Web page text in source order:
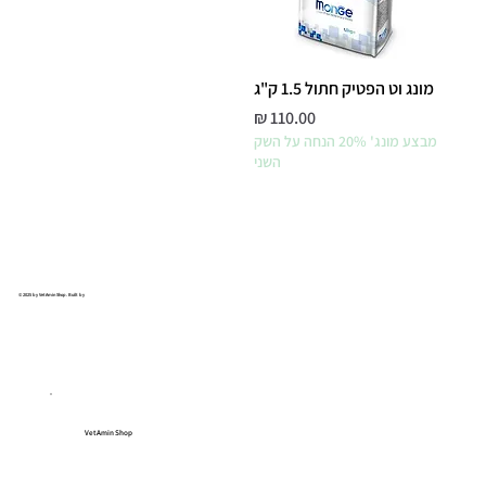
מונג וט הפטיק חתול 1.5 ק"ג
מחיר
מבצע מונג' 20% הנחה על השק
השני
VetAmin Shop
© 2025 by VetAmin Shop. Built by